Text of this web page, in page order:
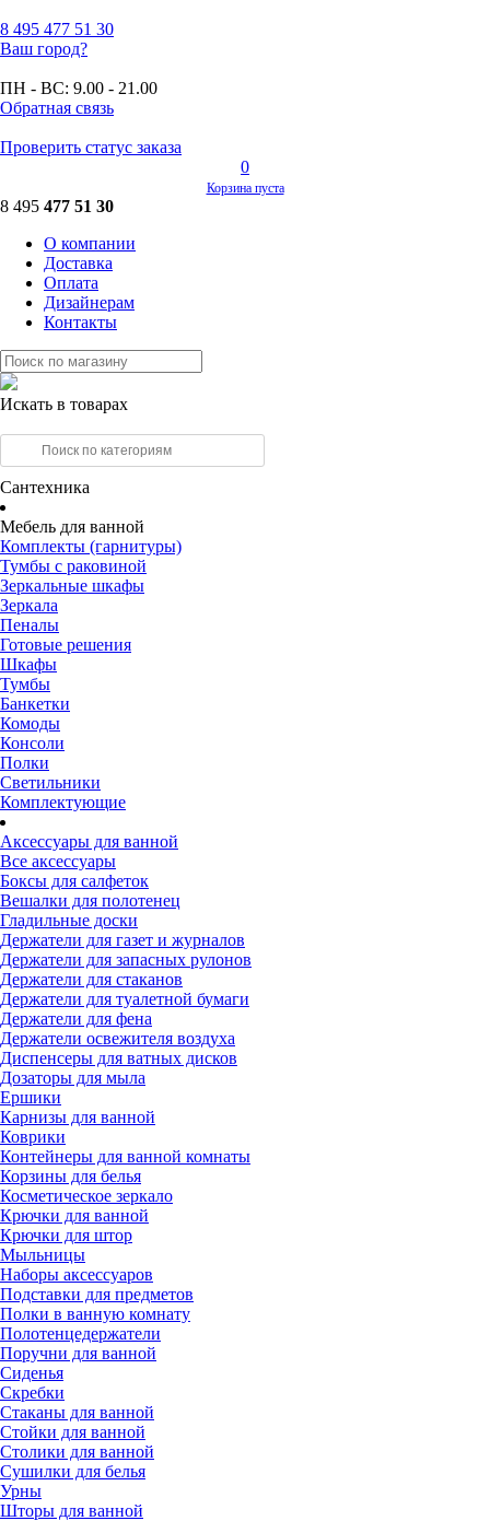
8 495 477 51 30
Ваш город?
ПН - ВС: 9.00 - 21.00
Обратная связь
Проверить статус заказа
0
Корзина пуста
8 495 477 51 30
О компании
Доставка
Оплата
Дизайнерам
Контакты
Искать в товарах
Сантехника
Мебель для ванной
Комплекты (гарнитуры)
Тумбы с раковиной
Зеркальные шкафы
Зеркала
Пеналы
Готовые решения
Шкафы
Тумбы
Банкетки
Комоды
Консоли
Полки
Светильники
Комплектующие
Аксессуары для ванной
Все аксессуары
Боксы для салфеток
Вешалки для полотенец
Гладильные доски
Держатели для газет и журналов
Держатели для запасных рулонов
Держатели для стаканов
Держатели для туалетной бумаги
Держатели для фена
Держатели освежителя воздуха
Диспенсеры для ватных дисков
Дозаторы для мыла
Ершики
Карнизы для ванной
Коврики
Контейнеры для ванной комнаты
Корзины для белья
Косметическое зеркало
Крючки для ванной
Крючки для штор
Мыльницы
Наборы аксессуаров
Подставки для предметов
Полки в ванную комнату
Полотенцедержатели
Поручни для ванной
Сиденья
Скребки
Стаканы для ванной
Стойки для ванной
Столики для ванной
Сушилки для белья
Урны
Шторы для ванной